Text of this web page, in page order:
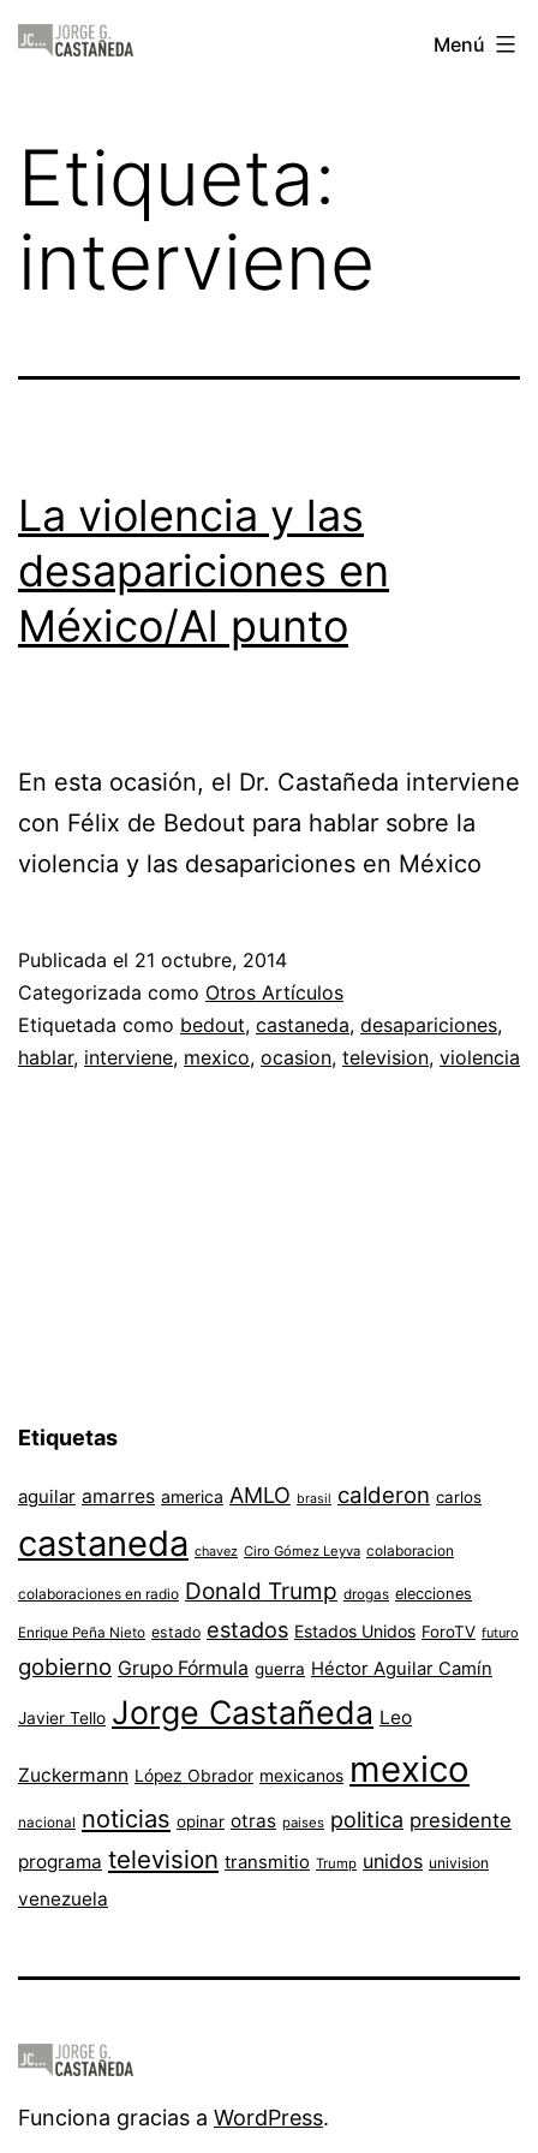
Saltar
Jorge
Menú
Etiqueta:
interviene
La violencia y las
desapariciones en
México/Al punto
En esta ocasión, el Dr. Castañeda interviene
con Félix de Bedout para hablar sobre la
violencia y las desapariciones en México
Publicada el 21 octubre, 2014
Categorizada como Otros Artículos
Etiquetada como bedout, castaneda, desapariciones,
hablar, interviene, mexico, ocasion, television, violencia
Etiquetas
aguilar amarres america AMLO brasil calderon carlos
castaneda chavez Ciro Gómez Leyva colaboracion
colaboraciones en radio Donald Trump drogas elecciones
Enrique Peña Nieto estado estados Estados Unidos ForoTV futuro
gobierno Grupo Fórmula guerra Héctor Aguilar Camín
Javier Tello Jorge Castañeda Leo
Zuckermann López Obrador mexicanos mexico
nacional noticias opinar otras paises politica presidente
programa television transmitio Trump unidos univision
venezuela
Funciona gracias a WordPress.